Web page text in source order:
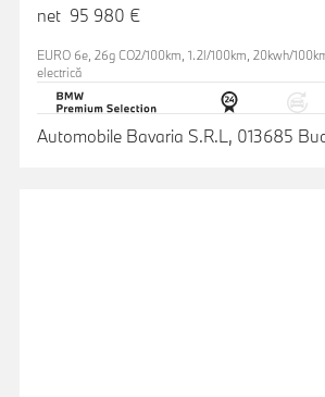
net 95 980 €
EURO 6e, 26g CO2/100km, 1.2l/100km, 20kwh/
electrică
Automobile Bavaria S.R.L, 013685